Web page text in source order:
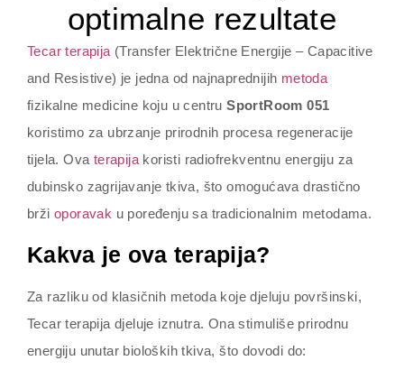
optimalne rezultate
Tecar terapija (Transfer Električne Energije – Capacitive
and Resistive) je jedna od najnaprednijih metoda
fizikalne medicine koju u centruSportRoom 051
koristimo za ubrzanje prirodnih procesa regeneracije
tijela. Ova terapija koristi radiofrekventnu energiju za
dubinsko zagrijavanje tkiva, što omogućava drastično
brži oporavak u poređenju sa tradicionalnim metodama.
Kakva je ova terapija?
Za razliku od klasičnih metoda koje djeluju površinski,
Tecar terapija djeluje iznutra. Ona stimuliše prirodnu
energiju unutar bioloških tkiva, što dovodi do: